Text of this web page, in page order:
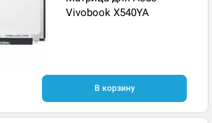
Vivobook X540YA
В корзину